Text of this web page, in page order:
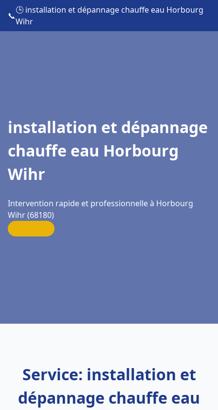
📞
🕒 installation et dépannage chauffe eau Horbourg
Wihr
installation et dépannage
chauffe eau Horbourg
Wihr
Intervention rapide et professionnelle à Horbourg
Wihr (68180)
Service: installation et
dépannage chauffe eau